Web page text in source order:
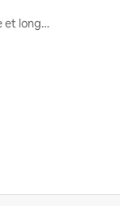
Locations moyenne et longue durée